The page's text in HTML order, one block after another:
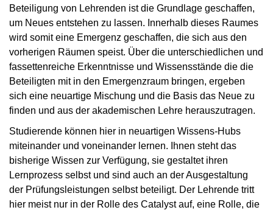
Beteiligung von Lehrenden ist die Grundlage geschaffen,
um Neues entstehen zu lassen. Innerhalb dieses Raumes
wird somit eine Emergenz geschaffen, die sich aus den
vorherigen Räumen speist. Über die unterschiedlichen und
fassettenreiche Erkenntnisse und Wissensstände die die
Beteiligten mit in den Emergenzraum bringen, ergeben
sich eine neuartige Mischung und die Basis das Neue zu
finden und aus der akademischen Lehre herauszutragen.
Studierende können hier in neuartigen Wissens-Hubs
miteinander und voneinander lernen. Ihnen steht das
bisherige Wissen zur Verfügung, sie gestaltet ihren
Lernprozess selbst und sind auch an der Ausgestaltung
der Prüfungsleistungen selbst beteiligt. Der Lehrende tritt
hier meist nur in der Rolle des Catalyst auf, eine Rolle, die